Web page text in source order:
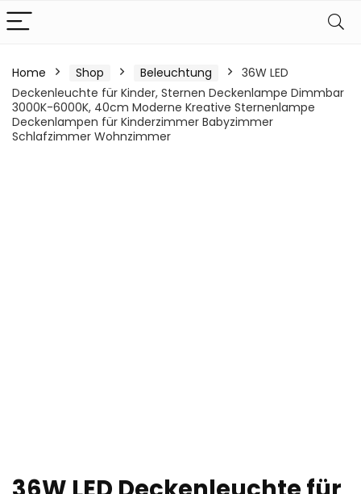
Home Shop Beleuchtung
36W LED
Deckenleuchte für Kinder, Sternen Deckenlampe Dimmbar
3000K-6000K, 40cm Moderne Kreative Sternenlampe
Deckenlampen für Kinderzimmer Babyzimmer
Schlafzimmer Wohnzimmer